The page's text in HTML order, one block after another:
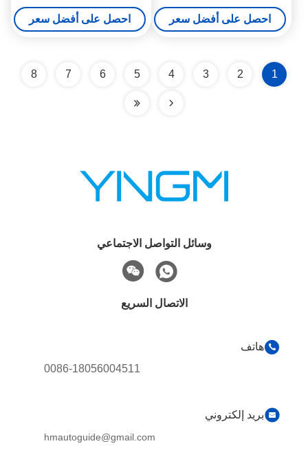
الصوت المرسل والمستقبل
احصل على أفضل سعر
أسود
احصل على أفضل سعر
1
2
3
4
5
6
7
8
وسائل التواصل الاجتماعي
الاتصال السريع
هاتف
0086-18056004511
بريد إلكتروني
hmautoguide@gmail.com